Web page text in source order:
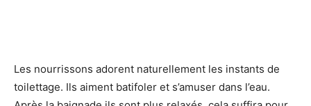
Les nourrissons adorent naturellement les instants de
toilettage. Ils aiment batifoler et s’amuser dans l’eau.